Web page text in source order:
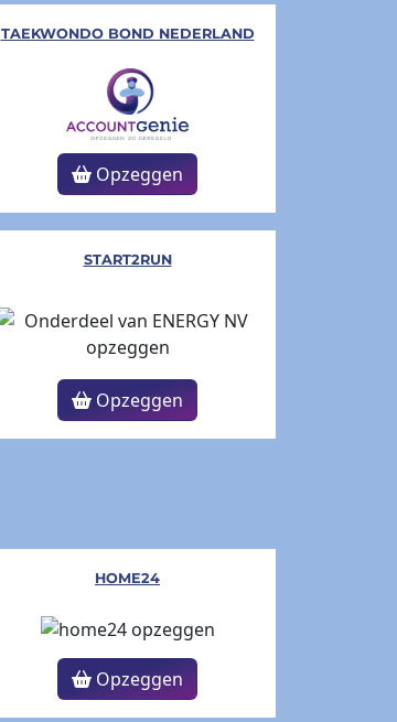
TAEKWONDO BOND NEDERLAND
Opzeggen
START2RUN
Opzeggen
HOME24
Opzeggen